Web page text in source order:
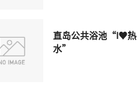
直岛公共浴池“I♥︎热
水”